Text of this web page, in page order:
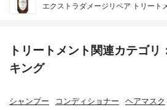
エクストラダメージリペア トリート
トリートメント関連カテゴ
キング
シャンプー コンディショナー ヘアマスク